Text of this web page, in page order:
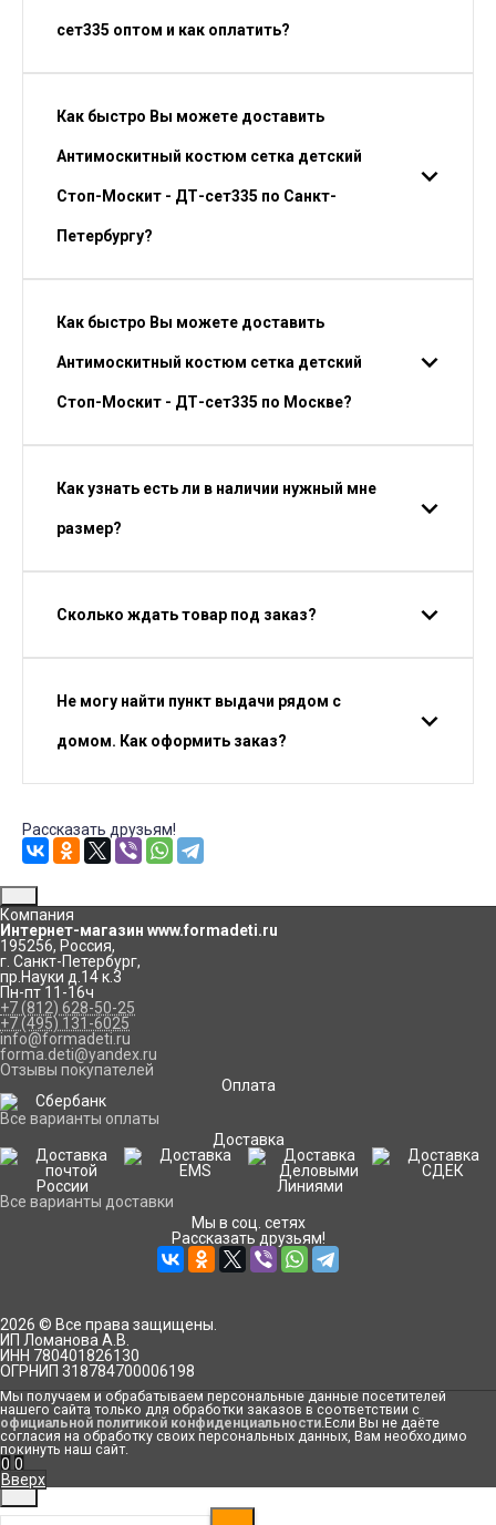
сет335 оптом и как оплатить?
Как быстро Вы можете доставить
Антимоскитный костюм сетка детский
Стоп-Москит - ДТ-сет335 по Санкт-
Петербургу?
Как быстро Вы можете доставить
Антимоскитный костюм сетка детский
Стоп-Москит - ДТ-сет335 по Москве?
Как узнать есть ли в наличии нужный мне
размер?
Сколько ждать товар под заказ?
Не могу найти пункт выдачи рядом с
домом. Как оформить заказ?
Рассказать друзьям!
Компания
Интернет-магазин www.formadeti.ru
195256, Россия,
г. Санкт-Петербург,
пр.Науки д.14 к.3
Пн-пт 11-16ч
+7 (812) 628-50-25
+7 (495) 131-6025
info@formadeti.ru
forma.deti@yandex.ru
Отзывы покупателей
Оплата
Все варианты оплаты
Доставка
Все варианты доставки
Мы в соц. сетях
Рассказать друзьям!
2026 © Все права защищены.
ИП Ломанова А.В.
ИНН 780401826130
ОГРНИП 318784700006198
Мы получаем и обрабатываем персональные данные посетителей
нашего сайта только для обработки заказов в соответствии с
официальной политикой конфиденциальности.Если Вы не даёте
согласия на обработку своих персональных данных, Вам необходимо
покинуть наш сайт.
0 0
Вверх